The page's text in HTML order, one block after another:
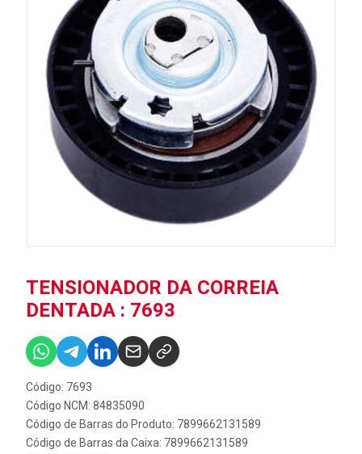
TENSIONADOR DA CORREIA
DENTADA : 7693
Código: 7693
Código NCM: 84835090
Código de Barras do Produto: 7899662131589
Código de Barras da Caixa: 7899662131589